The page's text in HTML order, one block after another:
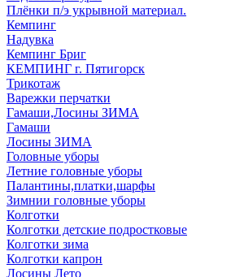
Плёнки п/э укрывной материал.
Кемпинг
Надувка
Кемпинг Бриг
КЕМПИНГ г. Пятигорск
Трикотаж
Варежки перчатки
Гамаши,Лосины ЗИМА
Гамаши
Лосины ЗИМА
Головные уборы
Летние головные уборы
Палантины,платки,шарфы
Зимнии головные уборы
Колготки
Колготки детские подростковые
Колготки зима
Колготки капрон
Лосины Лето